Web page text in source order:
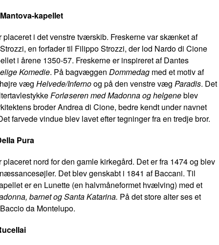
kapellet
placeret i det venstre tværskib. Freskerne var skænket af
en forfader til Filippo Strozzi, der lod Nardo di Cione
i årene 1350-57. Freskerne er inspireret af Dantes
Komedie. På bagvæggen Dommedag med et motiv af
væg Helvede/Infernoog på den venstre væg Paradis. Det
Forløseren med Madonna og helgeneblev
broder Andrea di Cione, bedre kendt under navnet
farvede vindue blev lavet efter tegninger fra en tredje bror.
Pura
placeret nord for den gamle kirkegård. Det er fra 1474 og blev
Det blev genskabt i 1841 af Baccani. Til
er en Lunette (en halvmåneformet hvælving) med et
barnet og Santa Katarina. På det store alter ses et
da Montelupo.